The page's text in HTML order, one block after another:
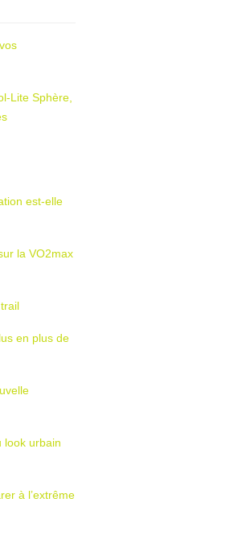
Lite Sphère,
est-elle
la VO2max
en plus de
look urbain
à l’extrême